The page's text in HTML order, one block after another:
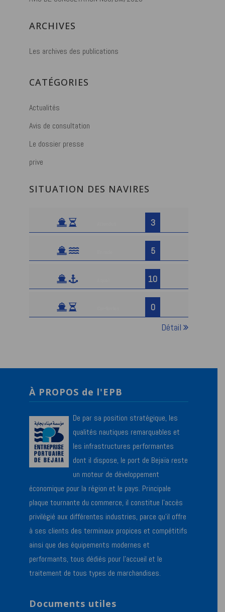
ARCHIVES
Les archives des publications
CATÉGORIES
Actualités
Avis de consultation
Le dossier presse
prive
SITUATION DES NAVIRES
3
5
10
0
Détail
À PROPOS de l'EPB
De par sa position stratégique, les
qualités nautiques remarquables et
les infrastructures performantes
dont il dispose, le port de Bejaïa reste
un moteur de développement
économique pour la région et le pays. Principale
plaque tournante du commerce, il constitue l’accès
privilégié aux différentes industries, parce qu’il offre
à ses clients des terminaux propices et compétitifs
ainsi que des équipements modernes et
performants, tous dédiés pour l’accueil et le
traitement de tous types de marchandises.
Documents utiles